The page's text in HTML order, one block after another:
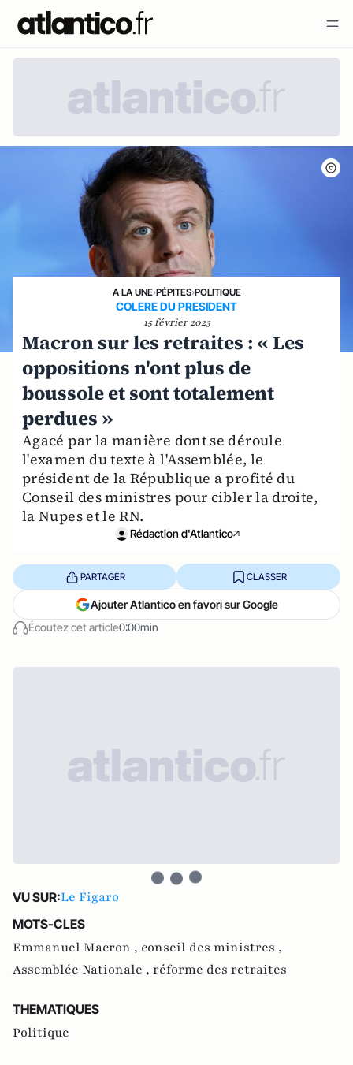
A LA UNE›PÉPITES›POLITIQUE
COLERE DU PRESIDENT
15 février 2023
Macron sur les retraites : « Les
oppositions n'ont plus de
boussole et sont totalement
perdues »
Agacé par la manière dont se déroule
l'examen du texte à l'Assemblée, le
président de la République a profité du
Conseil des ministres pour cibler la droite,
la Nupes et le RN.
Rédaction d'Atlantico
Écoutez cet article0:00min
PARTAGER CLASSER
Ajouter Atlantico en favori sur Google
VU SUR:Le Figaro
MOTS-CLES
Emmanuel Macron , conseil des ministres ,
Assemblée Nationale , réforme des retraites
THEMATIQUES
Politique